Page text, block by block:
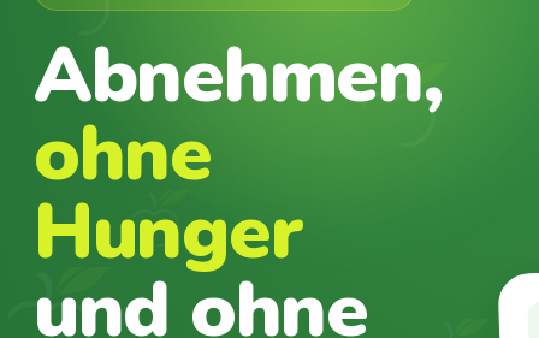
Abnehmen,
ohne
Hunger
und ohne